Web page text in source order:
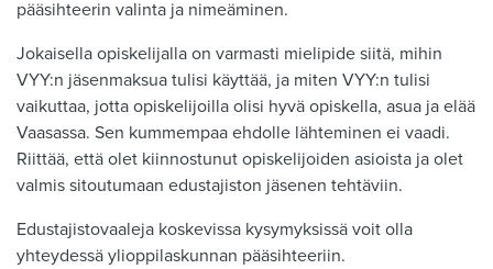
pääsihteerin valinta ja nimeäminen.
Jokaisella opiskelijalla on varmasti mielipide siitä, mihin
VYY:n jäsenmaksua tulisi käyttää, ja miten VYY:n tulisi
vaikuttaa, jotta opiskelijoilla olisi hyvä opiskella, asua ja elää
Vaasassa. Sen kummempaa ehdolle lähteminen ei vaadi.
Riittää, että olet kiinnostunut opiskelijoiden asioista ja olet
valmis sitoutumaan edustajiston jäsenen tehtäviin.
Edustajistovaaleja koskevissa kysymyksissä voit olla
yhteydessä ylioppilaskunnan pääsihteeriin.